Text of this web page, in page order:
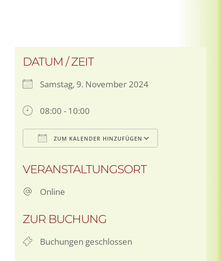
DATUM / ZEIT
Samstag, 9. November 2024
08:00 - 10:00
ZUM KALENDER HINZUFÜGEN
VERANSTALTUNGSORT
Online
ZUR BUCHUNG
Buchungen geschlossen